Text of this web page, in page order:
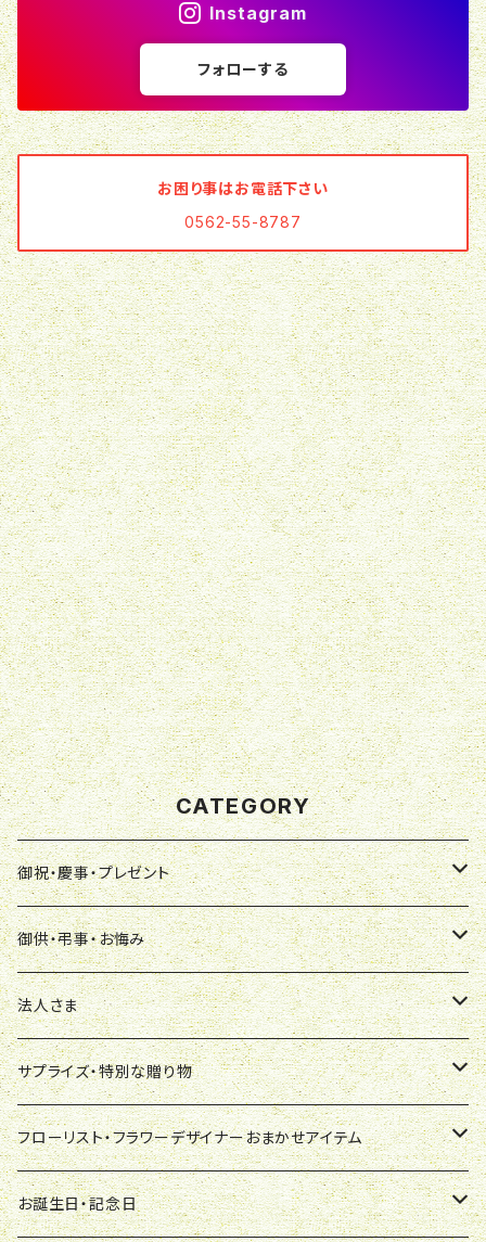
Instagram
フォローする
お困り事はお電話下さい
0562-55-8787
CATEGORY
御祝・慶事・プレゼント
アレンジメント
ワンサイド
オールラウンド
おまかせ
花束
スタンダード花束
ブーケ風花束
スタンディングブーケ
蘭鉢
胡蝶蘭
シンビジューム
観葉植物
ミニ観葉（テーブルサイズ）
プリザーブドフラワー
御供・弔事・お悔み
アレンジメント
ワンサイド
ペット用
花束
スタンダード花束
ブーケ風花束
プリザーブドフラワー
蘭鉢
法人さま
胡蝶蘭
観葉植物
生花スタンド
サプライズ・特別な贈り物
デザイナーズアレンジ
オーダーメード予約注文
デザイナーズブーケ
フローリスト・フラワーデザイナーおまかせアイテム
花束[フローリスト・フラワーデザイナーおまかせ]
お誕生日・記念日